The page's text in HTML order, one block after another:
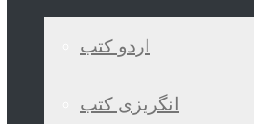
اردو کتب
انگریزی کتب